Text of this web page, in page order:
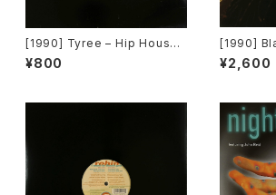
[1990] Tyree – Hip House I
s The Style [D.J. Internatio
nal Records]
¥800
[1990]
ody,
uction]
¥2,600